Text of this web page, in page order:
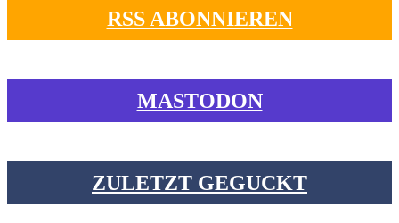
RSS ABONNIEREN
MASTODON
ZULETZT GEGUCKT